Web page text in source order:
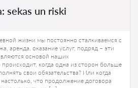
sekas un riski
жизни мы постоянно сталкиваемся с
аренда, оказание услуг, подряд – эти
основой наших
когда одна из сторон больше
свои обязательства? Или когда
что продолжение договора